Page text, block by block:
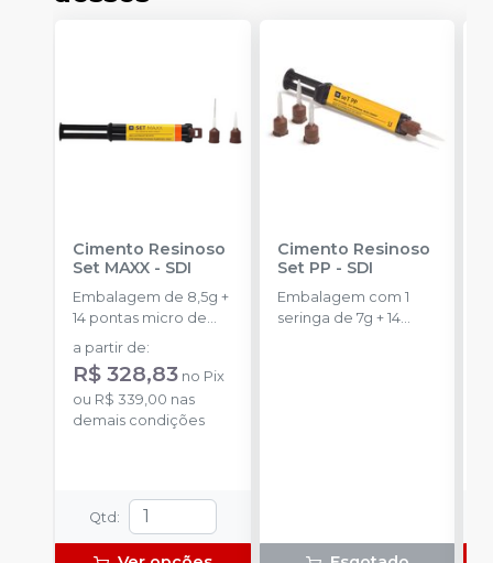
Cimento Resinoso
Set MAXX - SDI
Embalagem de 8,5g +
14 pontas micro de
automistura + 4
pontas
a partir de:
R$ 328,83 no Pix
ou R$ 339,00 nas
demais condições
Qtd :
Cimento Resinoso
Set PP - SDI
Embalagem com 1
seringa de 7g + 14